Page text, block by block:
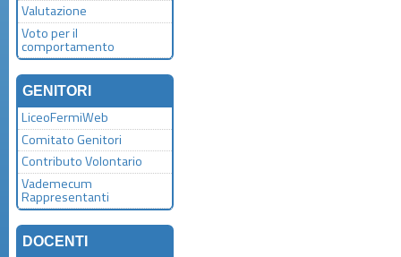
Valutazione
Voto per il
comportamento
GENITORI
LiceoFermiWeb
Comitato Genitori
Contributo Volontario
Vademecum
Rappresentanti
DOCENTI